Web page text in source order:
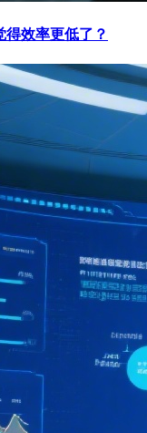
得效率更低了？